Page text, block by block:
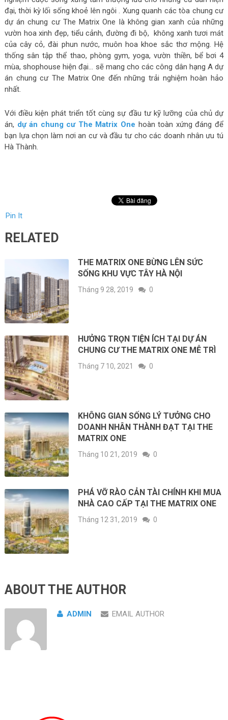
đại, thời kỳ lối sống khoẻ lên ngôi . Xung quanh các tòa chung cư
dự án chung cư The Matrix One là không gian xanh của những
vườn hoa xinh đẹp, tiểu cảnh, đường đi bộ, không xanh tươi mát
của cây cỏ, đài phun nước, muôn hoa khoe sắc thơ mộng. Hệ
thống sân tập thể thao, phòng gym, yoga, vườn thiền, bể bơi 4
mùa, shophouse hiện đại… sẽ mang cho các công dân hạng A dự
án chung cư The Matrix One đến những trải nghiệm hoàn hảo
nhất.
Với điều kiện phát triển tốt cùng sự đầu tư kỹ lưỡng của chủ dự
án, dự án chung cư The Matrix One hoàn toàn xứng đáng để
bạn lựa chọn làm nơi an cư và đầu tư cho các doanh nhân ưu tú
Hà Thành.
Pin It
RELATED
THE MATRIX ONE BỪNG LÊN SỨC
SỐNG KHU VỰC TÂY HÀ NỘI
Tháng 9 28, 2019 0
HƯỞNG TRỌN TIỆN ÍCH TẠI DỰ ÁN
CHUNG CƯ THE MATRIX ONE MỄ TRÌ
Tháng 7 10, 2021 0
KHÔNG GIAN SỐNG LÝ TƯỞNG CHO
DOANH NHÂN THÀNH ĐẠT TẠI THE
MATRIX ONE
Tháng 10 21, 2019 0
PHÁ VỠ RÀO CẢN TÀI CHÍNH KHI MUA
NHÀ CAO CẤP TẠI THE MATRIX ONE
Tháng 12 31, 2019 0
ABOUT THE AUTHOR
ADMIN EMAIL AUTHOR